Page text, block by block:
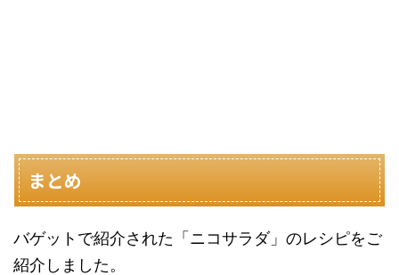
まとめ
バゲットで紹介された「ニコサラダ」のレシピをご
紹介しました。